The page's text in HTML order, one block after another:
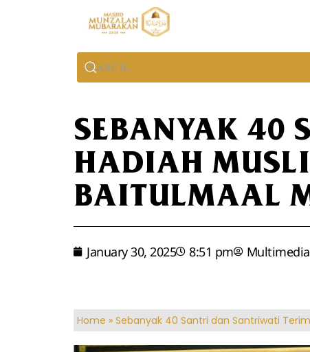
SEBANYAK 40
HADIAH
BAITULMAAL
January 30, 2025 8:51 pm
Home » Sebanyak 40 Santri dan Santriwati